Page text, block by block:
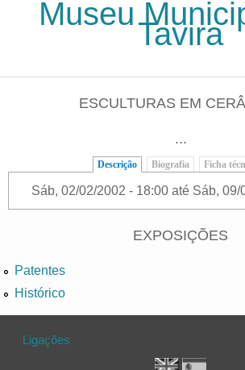
Passar para o conteúdo principal
Museu
Tavira
ESCULTURAS EM
...
Descrição (separador ativo)
Biografia Ficha
Sáb, 02/02/2002 - 18:00 até Sáb, 09/
EXPOSIÇÕES
Patentes
Histórico
Ligações